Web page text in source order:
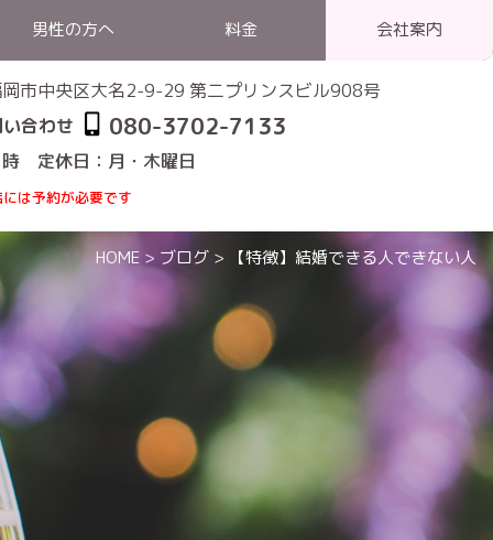
男性の方へ 料金 会社案内
市中央区大名2-9-29 第二プリンスビル908号
合わせ
080-3702-7133
定休日：月・木曜日
は予約が必要です
HOME > ブログ > 【特徴】結婚できる人できない人